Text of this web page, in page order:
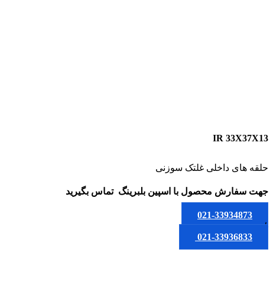
IR 33X37X13
حلقه های داخلی غلتک سوزنی
جهت سفارش محصول با اسپین بلبرینگ تماس بگیرید
021-33934873
یا
021-33936833